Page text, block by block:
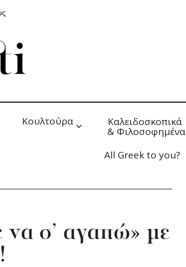
Κουλτούρα Καλειδοσκοπικά
& Φιλοσοφημένα
All Greek to you?
σ’ αγαπώ» με